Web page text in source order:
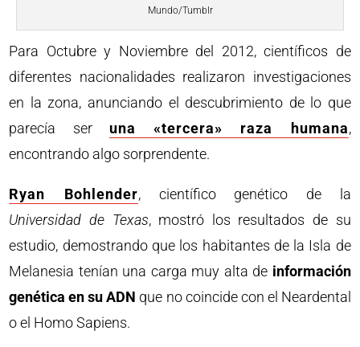
Mundo/Tumblr
Para Octubre y Noviembre del 2012, científicos de
diferentes nacionalidades realizaron investigaciones
en la zona, anunciando el descubrimiento de lo que
parecía ser una «tercera» raza humana,
encontrando algo sorprendente.
Ryan Bohlender, científico genético de la
Universidad de Texas, mostró los resultados de su
estudio, demostrando que los habitantes de la Isla de
Melanesia tenían una carga muy alta de información
genética en su ADN que no coincide con el Neardental
o el Homo Sapiens.